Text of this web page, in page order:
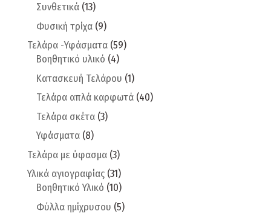
Συνθετικά (13)
Φυσική τρίχα (9)
Τελάρα -Υφάσματα (59)
Βοηθητικό υλικό (4)
Κατασκευή Τελάρου (1)
Τελάρα απλά καρφωτά (40)
Τελάρα σκέτα (3)
Υφάσματα (8)
Τελάρα με ύφασμα (3)
Υλικά αγιογραφίας (31)
Βοηθητικό Υλικό (10)
Φύλλα ημίχρυσου (5)